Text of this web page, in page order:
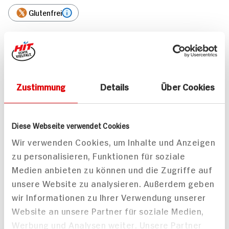
Zustimmung Details Über Cookies
Diese Webseite verwendet Cookies
Wir verwenden Cookies, um Inhalte und Anzeigen
zu personalisieren, Funktionen für soziale
Medien anbieten zu können und die Zugriffe auf
unsere Website zu analysieren. Außerdem geben
wir Informationen zu Ihrer Verwendung unserer
Website an unsere Partner für soziale Medien,
Werbung und Analysen weiter. Unsere Partner
Glutenfrei
Chio
Chio Ready Made
Popcorn Süß
120g Beutel
11